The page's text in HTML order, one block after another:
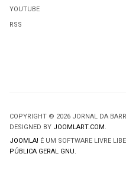
YOUTUBE
RSS
COPYRIGHT © 2026 JORNAL DA
DESIGNED BY JOOMLART.COM.
JOOMLA! É UM SOFTWARE LIVRE
PÚBLICA GERAL GNU.